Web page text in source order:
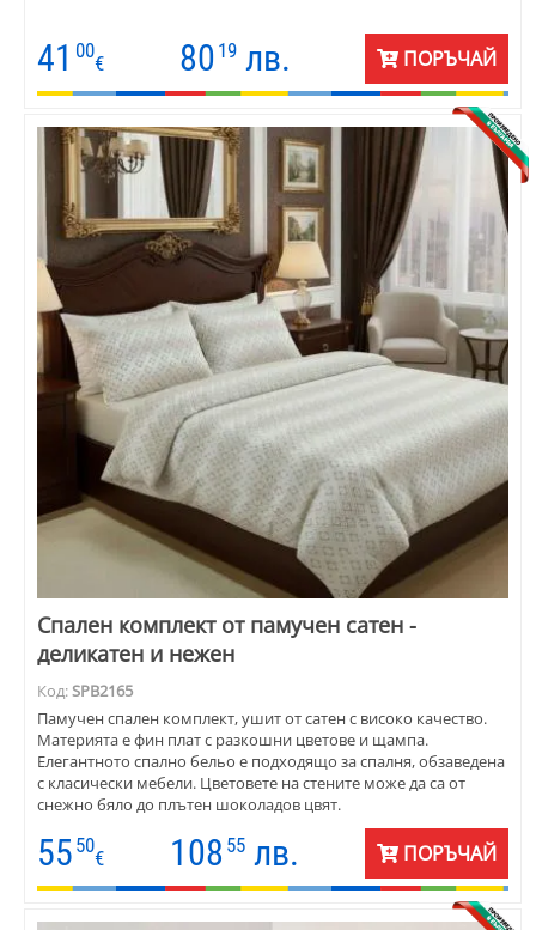
41 00
€ 80 19лв. ПОРЪЧАЙ
Спален комплект от памучен сатен -
деликатен и нежен
Код:SPB2165
Памучен спален комплект, ушит от сатен с високо качество.
Материята е фин плат с разкошни цветове и щампа.
Елегантното спално бельо е подходящо за спалня, обзаведена
с класически мебели. Цветовете на стените може да са от
снежно бяло до плътен шоколадов цвят.
55 50
€ 108 55 лв. ПОРЪЧАЙ